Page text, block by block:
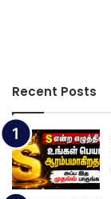
Recent Posts